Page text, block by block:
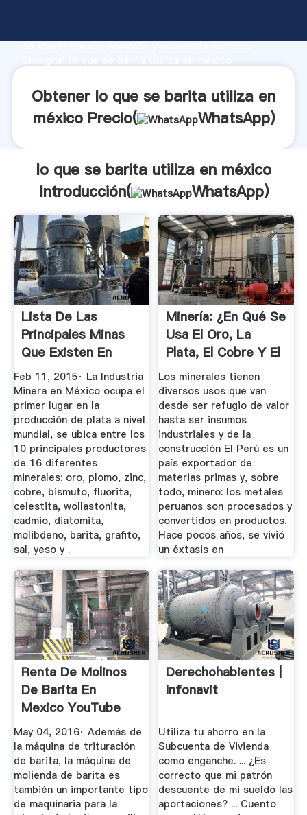
de investigación avanzada y excelente servicio,
clientes.
Obtener lo que se barita utiliza en
méxico Precio(
WhatsApp)
lo que se barita utiliza en méxico
Introducción(
WhatsApp)
Lista De Las
Principales Minas
Que Existen En
México ...
Feb 11, 2015· La Industria
Minera en México ocupa el
primer lugar en la
producción de plata a nivel
mundial, se ubica entre los
10 principales productores
de 16 diferentes
minerales: oro, plomo, zinc,
cobre, bismuto, fluorita,
celestita, wollastonita,
cadmio, diatomita,
molibdeno, barita, grafito,
sal, yeso y .
Minería: ¿En Qué Se
Usa El Oro, La
Plata, El Cobre Y El
Zinc?
Los minerales tienen
diversos usos que van
desde ser refugio de valor
hasta ser insumos
industriales y de la
construcción El Perú es un
país exportador de
materias primas y, sobre
todo, minero: los metales
peruanos son procesados y
convertidos en productos.
Hace pocos años, se vivió
un éxtasis en
Renta De Molinos
De Barita En
Mexico YouTube
May 04, 2016· Además de
la máquina de trituración
de barita, la máquina de
molienda de barita es
también un importante tipo
de maquinaria para la
Derechohabientes |
Infonavit
Utiliza tu ahorro en la
Subcuenta de Vivienda
como enganche. ... ¿Es
correcto que mi patrón
descuente de mi sueldo las
aportaciones? ... Cuento